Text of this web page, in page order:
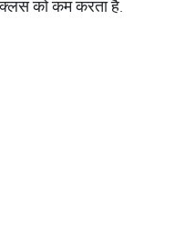
को कम करता है.